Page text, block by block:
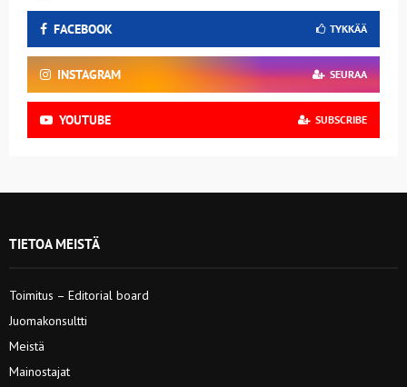
FACEBOOK TYKKÄÄ
INSTAGRAM SEURAA
YOUTUBE SUBSCRIBE
TIETOA MEISTÄ
Toimitus – Editorial board
Juomakonsultti
Meistä
Mainostajat